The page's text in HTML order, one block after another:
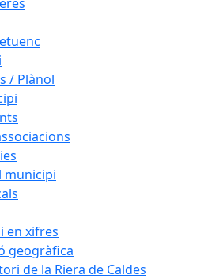
/ Plànol
municipi
en xifres
geogràfica
de la Riera de Caldes